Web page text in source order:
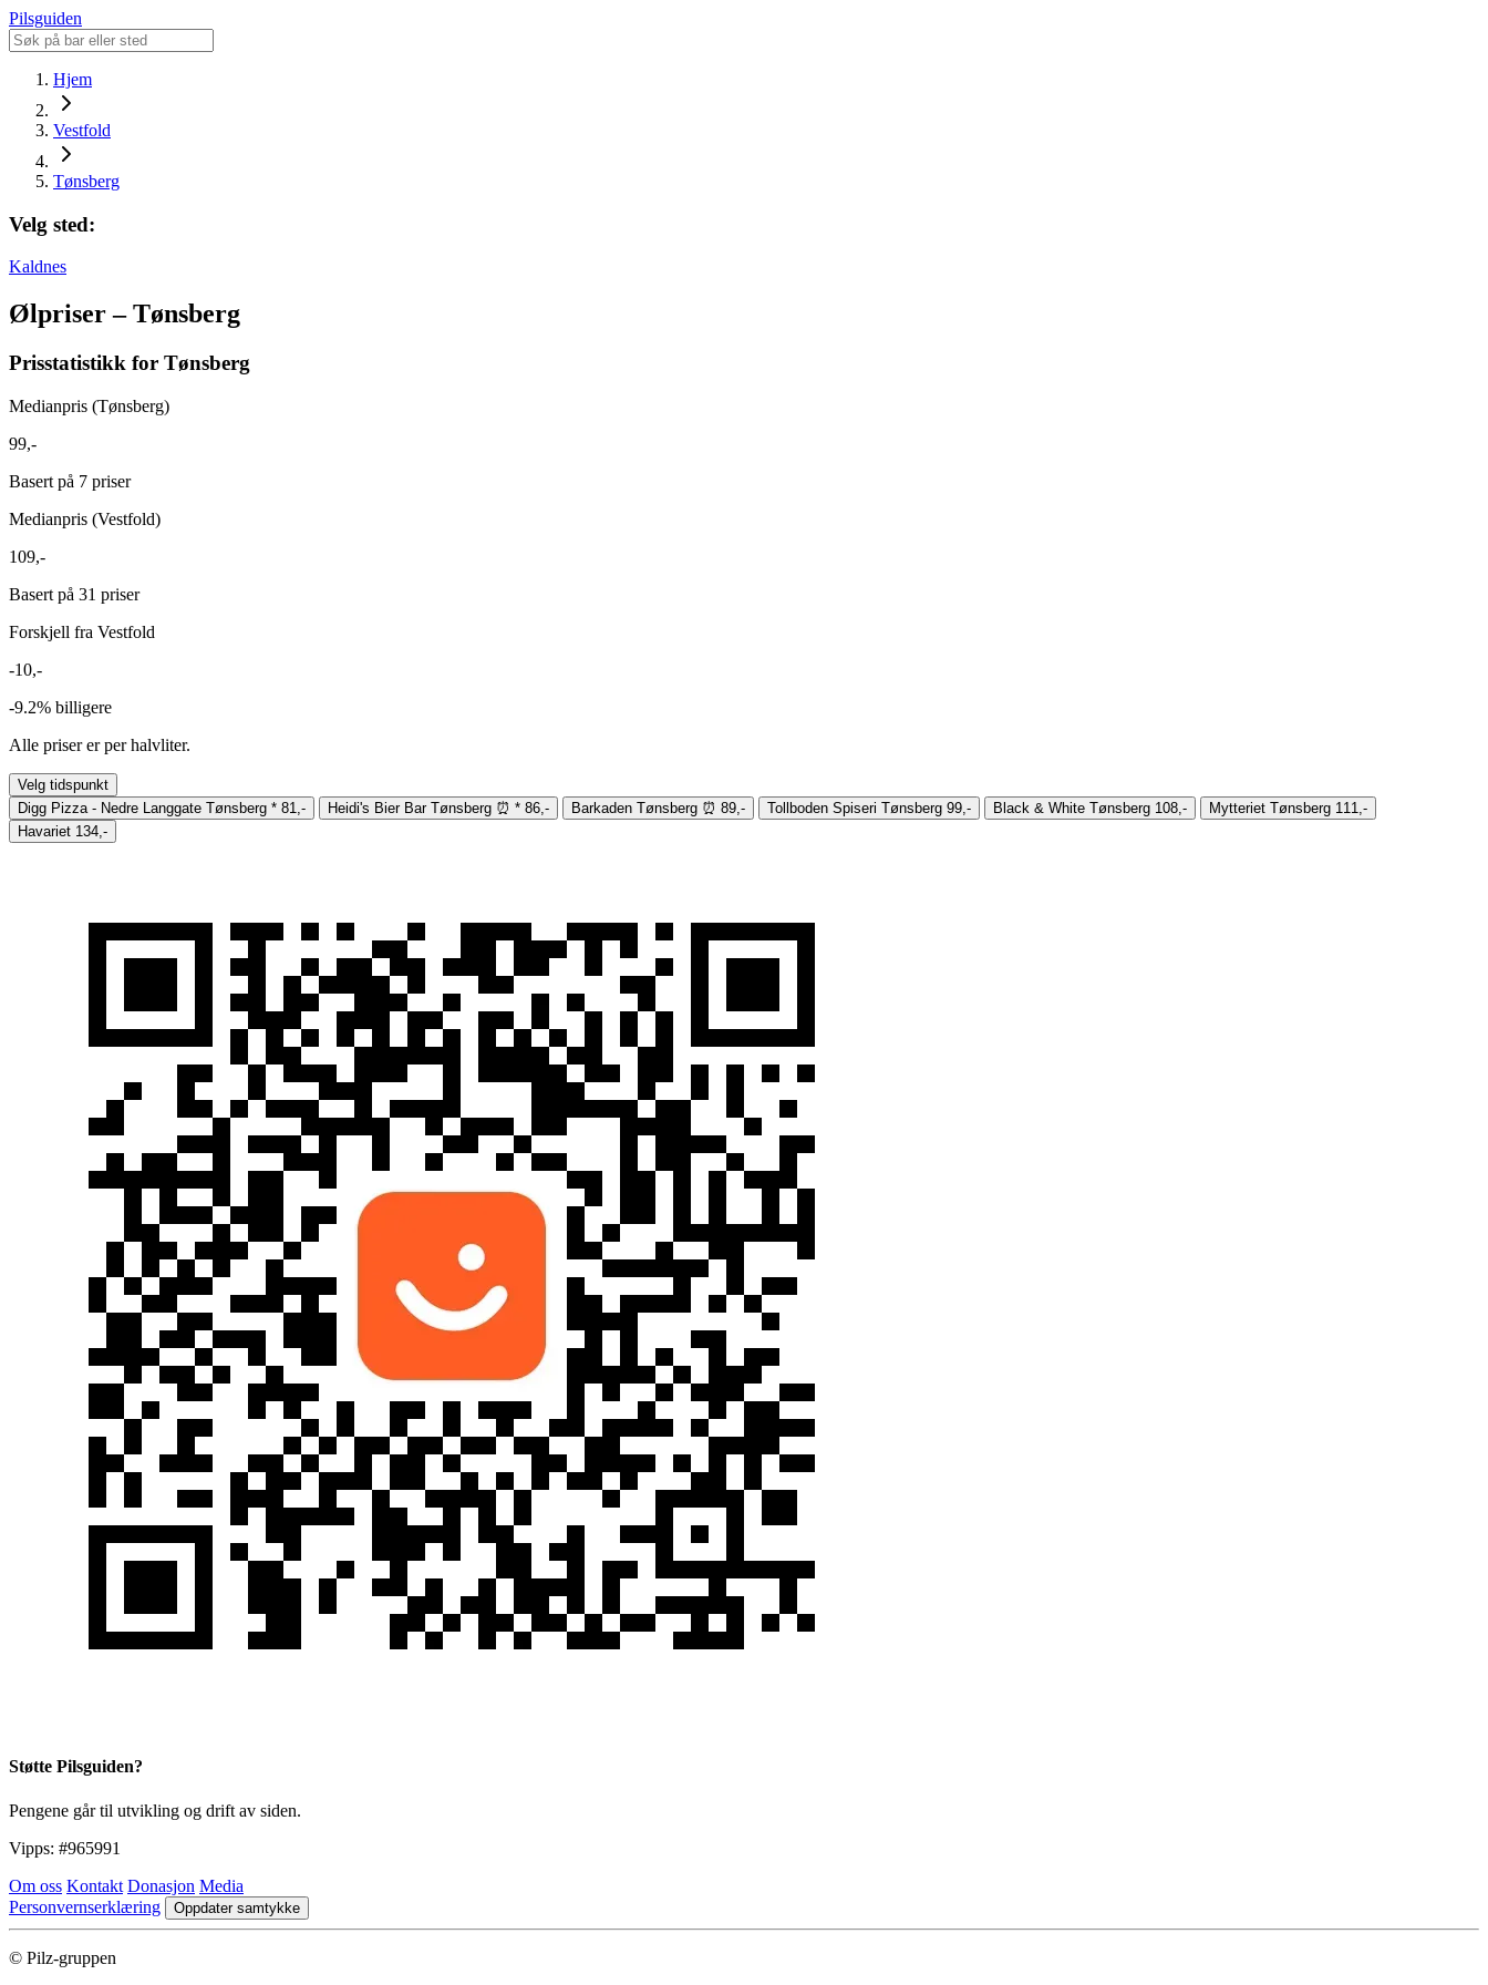
Pilsguiden
Hjem
Vestfold
Tønsberg
Velg sted:
Kaldnes
Ølpriser – Tønsberg
Prisstatistikk for Tønsberg
Medianpris (Tønsberg)
99,-
Basert på 7 priser
Medianpris (Vestfold)
109,-
Basert på 31 priser
Forskjell fra Vestfold
-10,-
-9.2% billigere
Alle priser er per halvliter.
Velg tidspunkt
Digg Pizza - Nedre Langgate Tønsberg * 81,- Heidi's Bier Bar Tønsberg ⏰ * 86,- Barkaden Tønsberg ⏰ 89,- Tollboden Spiseri Tønsberg 99,- Black & White Tønsberg 108,- Mytteriet Tønsberg 111,-
Havariet 134,-
Støtte Pilsguiden?
Pengene går til utvikling og drift av siden.
Vipps: #965991
Om oss Kontakt Donasjon Media
Personvernserklæring
Oppdater samtykke
© Pilz-gruppen